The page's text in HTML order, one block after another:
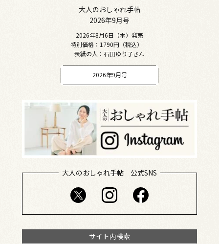
大人のおしゃれ手帖
2026年9月号
2026年8月6日（木）発売
特別価格：1790円（税込）
表紙の人：石田ゆり子さん
2026年9月号
大人のおしゃれ手帖 公式SNS
サイト内検索